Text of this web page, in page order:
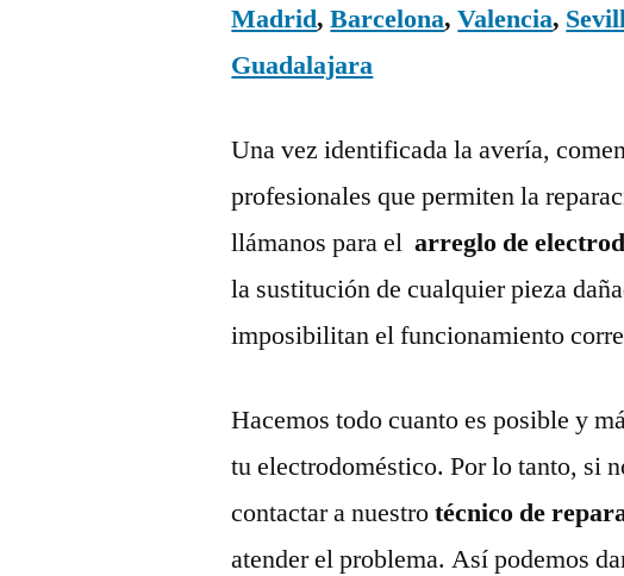
Madrid,Barcelona,Valencia,
Guadalajara
Una vez identificada la avería,
profesionales que permiten la
llámanos para el arreglo de
la sustitución de cualquier pieza
imposibilitan el funcionamiento
Hacemos todo cuanto es posible y
tu electrodoméstico. Por lo tanto, si
contactar a nuestrotécnico de
atender el problema. Así podemos